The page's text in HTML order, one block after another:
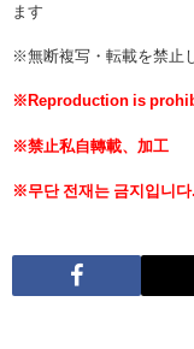
ます
※無断複写・転載を禁止
※Reproduction is
※禁止私自轉載、加工
※무단 전재는 금지입니다.